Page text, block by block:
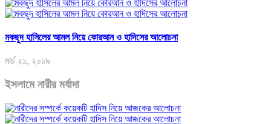
মকছুদ হাসিলের আমল নিয়ে কোরআন ও হাদিসের আলোচনা
মার্চ ২১, ২০১৯
ইসলামে নারীর মর্যাদা